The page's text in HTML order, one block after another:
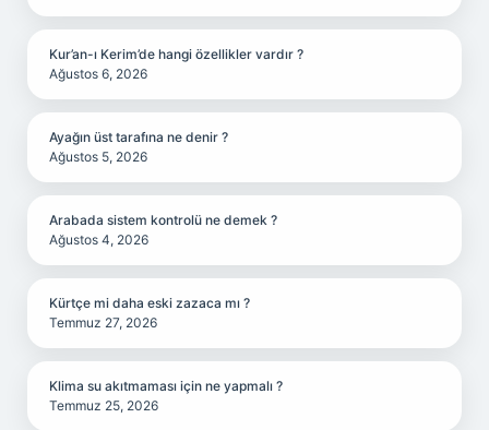
Kur’an-ı Kerim’de hangi özellikler vardır ?
Ağustos 6, 2026
Ayağın üst tarafına ne denir ?
Ağustos 5, 2026
Arabada sistem kontrolü ne demek ?
Ağustos 4, 2026
Kürtçe mi daha eski zazaca mı ?
Temmuz 27, 2026
Klima su akıtmaması için ne yapmalı ?
Temmuz 25, 2026